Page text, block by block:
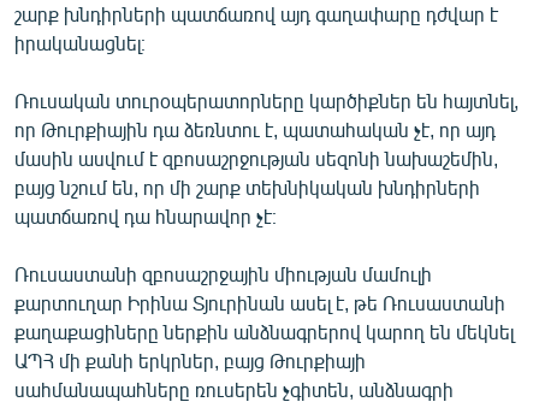
շարք խնդիրների պատճառով այդ գաղափարը դժվար է
իրականացնել։
Ռուսական տուրօպերատորները կարծիքներ են հայտնել,
որ Թուրքիային դա ձեռնտու է, պատահական չէ, որ այդ
մասին ասվում է զբոսաշրջության սեզոնի նախաշեմին,
բայց նշում են, որ մի շարք տեխնիկական խնդիրների
պատճառով դա հնարավոր չէ։
Ռուսաստանի զբոսաշրջային միության մամուլի
քարտուղար Իրինա Տյուրինան ասել է, թե Ռուսաստանի
քաղաքացիները ներքին անձնագրերով կարող են մեկնել
ԱՊՀ մի քանի երկրներ, բայց Թուրքիայի
սահմանապահները ռուսերեն չգիտեն, անձնագրի